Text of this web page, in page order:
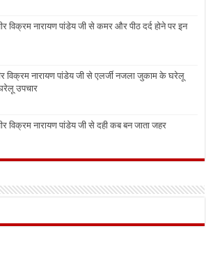
विक्रम नारायण पांडेय जी से कमर और पीठ दर्द होने पर इन
विक्रम नारायण पांडेय जी से एलर्जी नजला जुकाम के घरेलू
उपचार
विक्रम नारायण पांडेय जी से दही कब बन जाता जहर